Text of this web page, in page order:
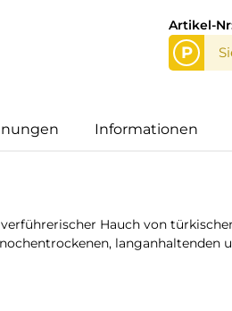
Artikel-
P
Informationen
Hauch von